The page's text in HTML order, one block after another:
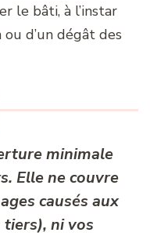
le bâti, à l’instar
ou d’un dégât des
minimale
Elle ne couvre
causés aux
ni vos